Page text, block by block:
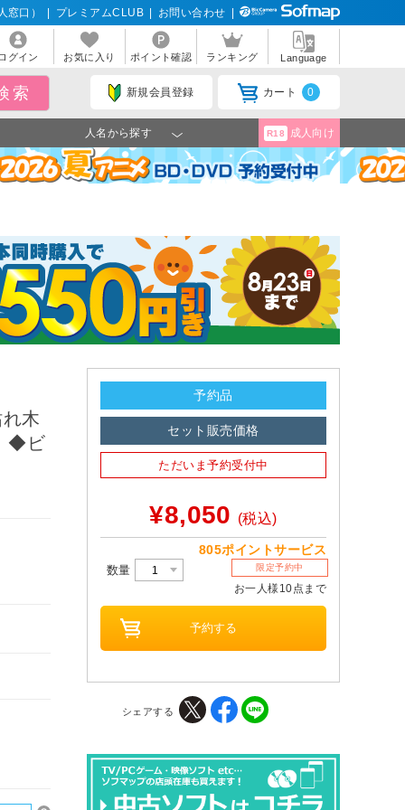
窓口） プレミアムCLUB お問い合わせ
グイン お気に入り ポイント確認 ランキング Language
新規会員登録 カート 0
人名から探す R18 成人向け
木
◆ビ
予約品
セット販売価格
ただいま予約受付中
¥8,050 (税込)
805ポイントサービス
数量 限定予約中
お一人様10点まで
シェアする